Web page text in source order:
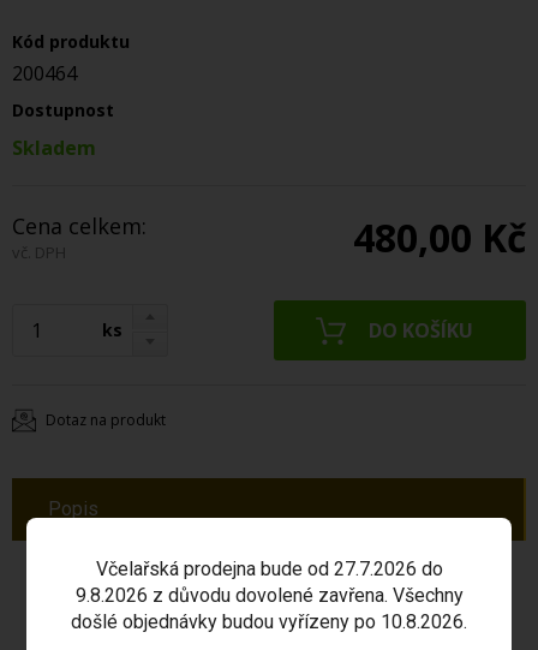
Kód produktu
200464
Dostupnost
Skladem
Cena celkem:
vč. DPH 480,00 Kč
ks
Dotaz na produkt
Popis
Včelovina Barriqueje medovina vyrobená podle
originální receptury ze třech druhů slovenského medu.
Včelařská prodejna bude od 27.7.2026 do
9.8.2026 z důvodu dovolené zavřena. Všechny
došlé objednávky budou vyřízeny po 10.8.2026.